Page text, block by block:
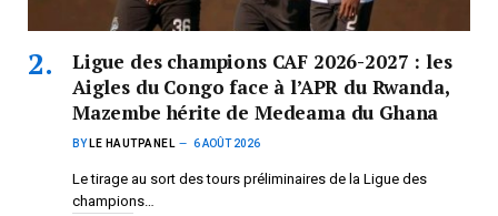
Ligue des champions CAF 2026-2027 : les
Aigles du Congo face à l’APR du Rwanda,
Mazembe hérite de Medeama du Ghana
BY LE HAUTPANEL 6 AOÛT 2026
Le tirage au sort des tours préliminaires de la Ligue des
champions…